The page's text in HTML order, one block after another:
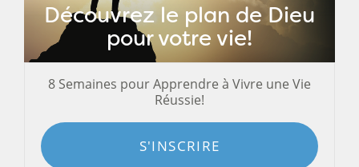
Découvrez le plan de Dieu
pour votre vie!
8 Semaines pour Apprendre à Vivre une Vie
Réussie!
S'INSCRIRE